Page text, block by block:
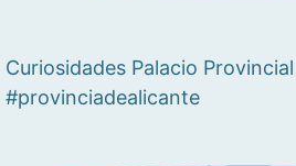
Curiosidades Palacio Provincial
#provinciadealicante